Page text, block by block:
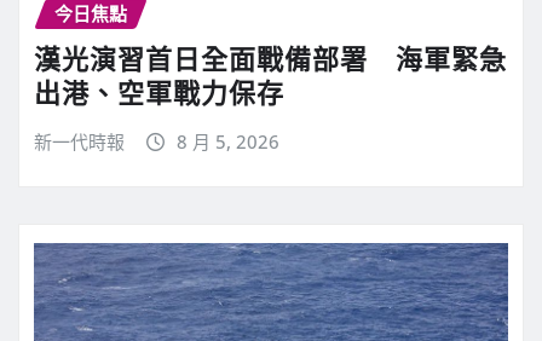
今日焦點
漢光演習首日全面戰備部署 海軍緊急
出港、空軍戰力保存
新一代時報 8 月 5, 2026